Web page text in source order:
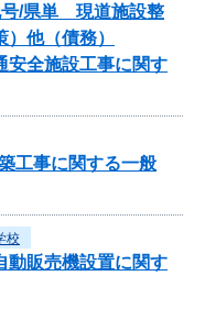
号/県単 現道施設整
他（債務）
安全施設工事に関す
工事に関する一般
校
動販売機設置に関す